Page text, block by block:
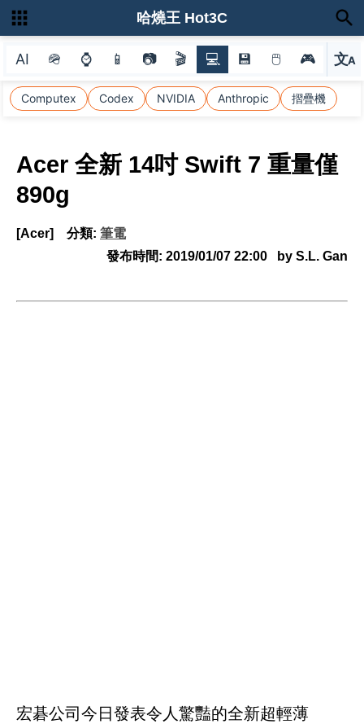
AI 🪖 ⌚ 📱 📷 🎬 💻 💾 🖱 🎮 文A
選
Computex Codex NVIDIA Anthropic 摺疊機
哈燒王 Hot3C
Acer 全新 14吋 Swift 7 重量僅
890g
[Acer] 分類: 筆電
發布時間: 2019/01/07 22:00 by S.L. Gan
宏碁公司今日發表令人驚豔的全新超輕薄